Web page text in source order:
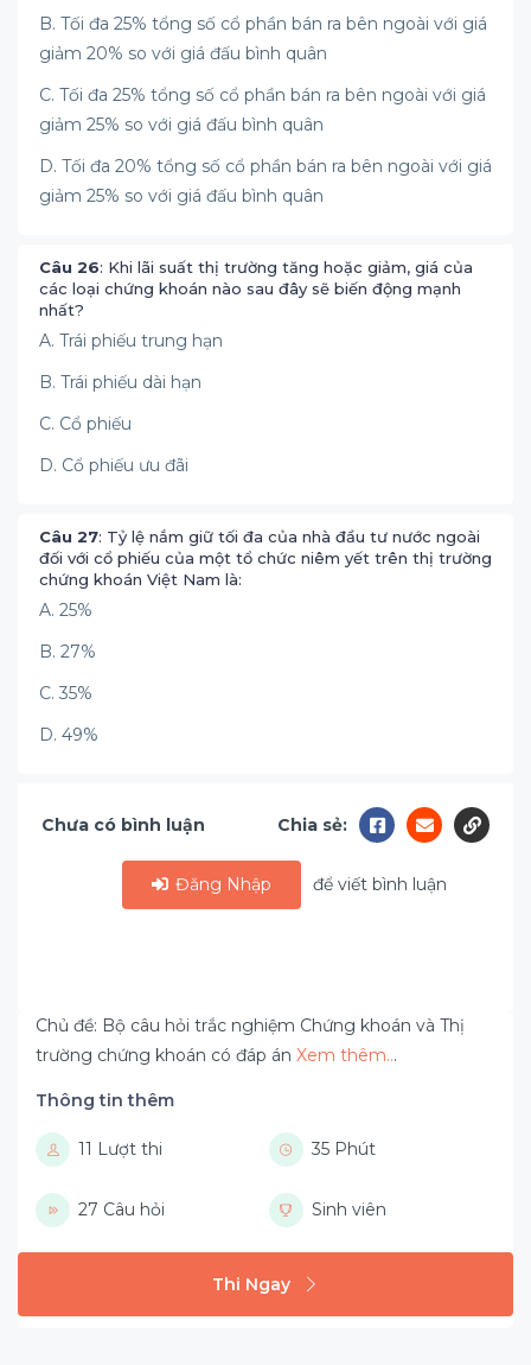
B. Tối đa 25% tổng số cổ phần bán ra bên ngoài với giá
giảm 20% so với giá đấu bình quân
C. Tối đa 25% tổng số cổ phần bán ra bên ngoài với giá
giảm 25% so với giá đấu bình quân
D. Tối đa 20% tổng số cổ phần bán ra bên ngoài với giá
giảm 25% so với giá đấu bình quân
Câu 26: Khi lãi suất thị trường tăng hoặc giảm, giá của
các loại chứng khoán nào sau đây sẽ biến động mạnh
nhất?
A. Trái phiếu trung hạn
B. Trái phiếu dài hạn
C. Cổ phiếu
D. Cổ phiếu ưu đãi
Câu 27: Tỷ lệ nắm giữ tối đa của nhà đầu tư nước ngoài
đối với cổ phiếu của một tổ chức niêm yết trên thị trường
chứng khoán Việt Nam là:
A. 25%
B. 27%
C. 35%
D. 49%
Chưa có bình luận Chia sẻ:
Đăng Nhập để viết bình luận
Chủ đề: Bộ câu hỏi trắc nghiệm Chứng khoán và Thị
trường chứng khoán có đáp án Xem thêm...
Thông tin thêm
11 Lượt thi 35 Phút
27 Câu hỏi Sinh viên
Thi Ngay